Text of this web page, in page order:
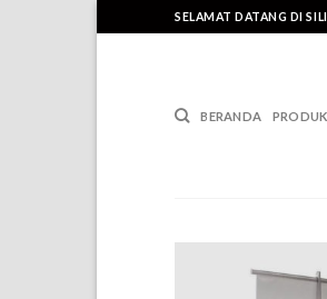
to
SELAMAT DATANG DI
BERANDA PRODUK